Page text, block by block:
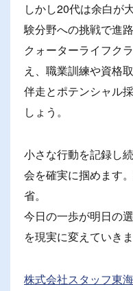
しかし20代は余白が
験分野への挑戦で進
クォーターライフク
え、職業訓練や資格
伴走とポテンシャル
しょう。
小さな行動を記録し
会を確実に掴めます
省。
今日の一歩が明日の
を現実に変えていきま
株式会社スタッフ東海